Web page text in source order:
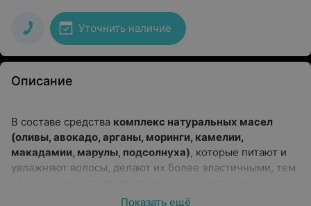
Уточнить наличие
Описание
В составе средства комплекс натуральных масел
(оливы, авокадо, арганы, моринги, камелии,
макадамии, марулы, подсолнуха), которые питают и
увлажняют волосы, делают их более эластичными, тем
"запечатывают" секущиеся кончики. Масла оказывают
Показать ещё